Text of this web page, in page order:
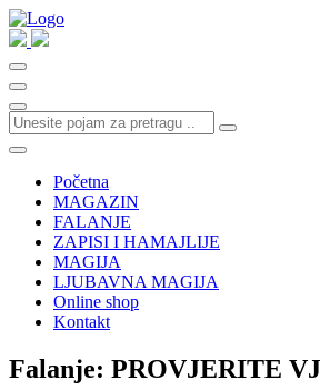
Početna
MAGAZIN
FALANJE
ZAPISI I HAMAJLIJE
MAGIJA
LJUBAVNA MAGIJA
Online shop
Kontakt
Falanje: PROVJERITE